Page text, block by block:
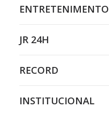
ENTRETENIMENTO
JR 24H
RECORD
INSTITUCIONAL